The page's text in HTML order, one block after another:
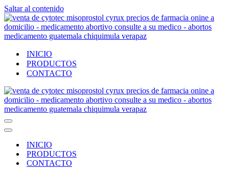
Saltar al contenido
INICIO
PRODUCTOS
CONTACTO
Menú
de
Menú
navegación
INICIO
PRODUCTOS
CONTACTO